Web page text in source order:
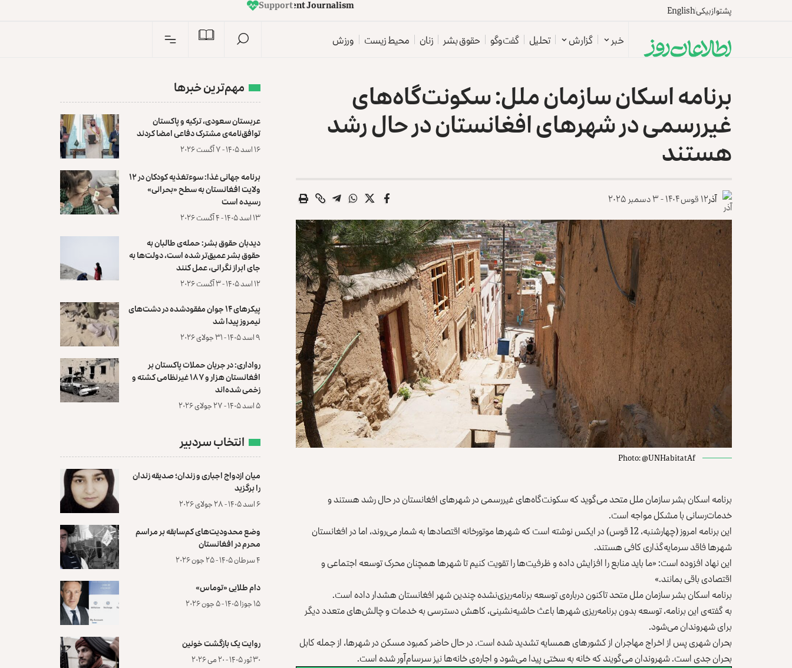
پشتوازبیکیEnglish
m
s
i
l
a
n
r
u
o
J
t
n
e
d
n
e
p
e
d
n
ISupport
خبر گزارش تحلیل گفت‌وگو حقوق بشر زنان محیط زیست ورزش
برنامه اسکان سازمان ملل: سکونت‌گاه‌های
غیررسمی در شهرهای افغانستان در ‏حال رشد
هستند ‏
آذر۱۲ قوس ۱۴۰۴ - ۳ دسمبر ۲۰۲۵
Photo: @UNHabitatAf
برنامه اسکان بشر سازمان ملل متحد می‌گوید که سکونت‌گاه‌های غیررسمی در ‏شهرهای افغانستان در حال رشد هستند و
خدمات‌رسانی با مشکل مواجه است‎.‎
این برنامه امروز (چهارشنبه، 12 قوس) در ایکس نوشته است که شهرها ‏موتورخانه اقتصادها به شمار می‌روند، اما در افغانستان
شهرها فاقد سرمایه‌گذاری کافی ‏هستند‎.‎
این نهاد افزوده است: «ما باید منابع را افزایش داده و ظرفیت‌ها را تقویت کنیم تا ‏شهرها همچنان محرک توسعه اجتماعی و
اقتصادی باقی بمانند.»‏
برنامه اسکان بشر سازمان ملل متحد تاکنون درباره‌ی توسعه برنامه‌ریزی‌نشده ‏چندین شهر افغانستان هشدار داده است.‏
به گفته‌ی این برنامه، توسعه بدون برنامه‌ریزی شهرها باعث حاشیه‌نشینی، ‏کاهش دسترسی به خدمات و چالش‌های متعدد دیگر
برای شهروندان می‌شود.‏
بحران شهری پس از اخراج مهاجران از کشورهای همسایه تشدید شده است. ‏در حال حاضر کمبود مسکن در ‏شهرها، از جمله کابل
بحران جدی است. ‏شهروندان ‏می‌گویند که خانه به‌ سختی پیدا می‌شود و اجاره‌ی خانه‌ها نیز ‏سرسام‌آور ‏شده است.‏
مهم‌ترین خبرها
عربستان سعودی، ترکیه و پاکستان
توافق‌نامه‌ی مشترک دفاعی امضا کردند
۱۶ اسد ۱۴۰۵ - ۷ آگست ۲۰۲۶
برنامه جهانی غذا: سوءتغذیه کودکان در ۱۲
ولایت افغانستان به سطح «بحرانی»
رسیده است
۱۳ اسد ۱۴۰۵ - ۴ آگست ۲۰۲۶
دیدبان حقوق بشر: حمله‌ی طالبان به
حقوق بشر عمیق‌تر شده است، دولت‌ها به
جای ابراز نگرانی، عمل کنند
۱۲ اسد ۱۴۰۵ - ۳ آگست ۲۰۲۶
پیکرهای ۱۴ جوان مفقودشده در دشت‌های
نیمروز پیدا شد
۹ اسد ۱۴۰۵ - ۳۱ جولای ۲۰۲۶
رواداری: در جریان حملات پاکستان بر
افغانستان هزار و ۱۸۷ غیرنظامی کشته و
زخمی شده‌اند
۵ اسد ۱۴۰۵ - ۲۷ جولای ۲۰۲۶
انتخاب سردبیر
میان ازدواج اجباری و زندان؛ صدیقه زندان
را برگزید
۶ اسد ۱۴۰۵ - ۲۸ جولای ۲۰۲۶
وضع محدودیت‌های کم‌سابقه بر مراسم
محرم در افغانستان
۴ سرطان ۱۴۰۵ - ۲۵ جون ۲۰۲۶
دام طلایی «توماس»
۱۵ جوزا ۱۴۰۵ - ۵ جون ۲۰۲۶
روایت یک بازگشت خونین
۳۰ ثور ۱۴۰۵ - ۲۰ می ۲۰۲۶